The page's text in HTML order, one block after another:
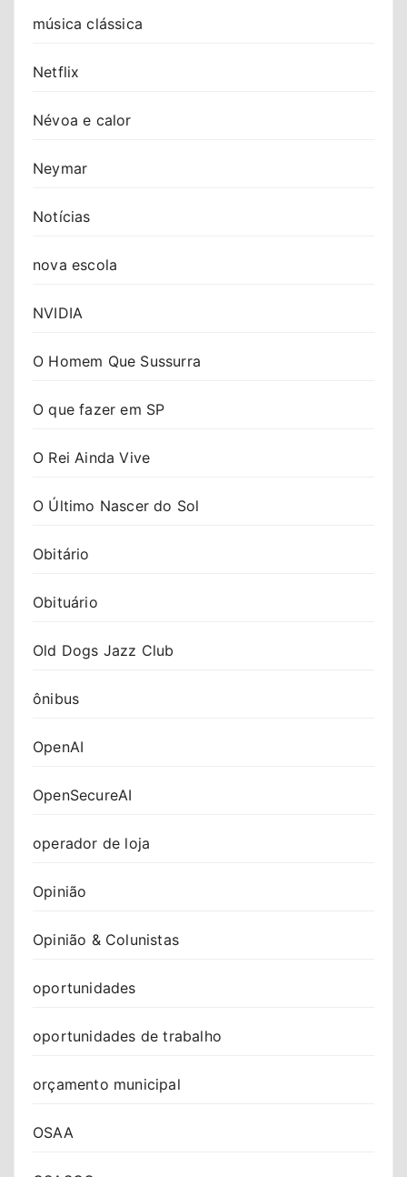
música clássica
Netflix
Névoa e calor
Neymar
Notícias
nova escola
NVIDIA
O Homem Que Sussurra
O que fazer em SP
O Rei Ainda Vive
O Último Nascer do Sol
Obitário
Obituário
Old Dogs Jazz Club
ônibus
OpenAI
OpenSecureAI
operador de loja
Opinião
Opinião & Colunistas
oportunidades
oportunidades de trabalho
orçamento municipal
OSAA